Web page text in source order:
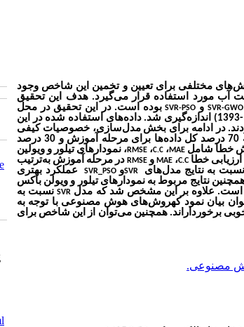
مختلفی برای تعیین و تخمین این شاخص وجود
مورد استفاده قرار می‌گیرد. هدف این تحقیق
SVR-GWO و SVR-PSOبوده است. در این تحقیق در محل
ایستگاه‌های هیدرومتری (خروجی حوضه‌ها) خصوصیات کیفی آب در دوره 10 ساله (1402-1393) اندازه‌گیری شد. داده‌های استفاده شده در این
در ادامه برای بخش مدل‌سازی، خصوصیات کیفی
به‌عنوان داده خروجی به مدل معرفی شد که 70 درصد کل داده‌ها برای مرحله آموزش و 30 درصد
خطا شامل MAE، C.C، RMSE، نمودارهای تیلور و ویولین
خطا C.C، MAEو RMSEدر مرحله آموزش به‌ترتیب
SVRوSVR_PSO
عملکرد بهتری
نتایج مربوط به نمودار‌های تیلور و ویولن باکس
علاوه بر این مشخص شد که مدل SVRنسبت به
بیان نمود کهروش‌های هوش مصنوعی با توجه به
برخورداراند. همچنین می‌توان از این شاخص برای
مصنوعی.